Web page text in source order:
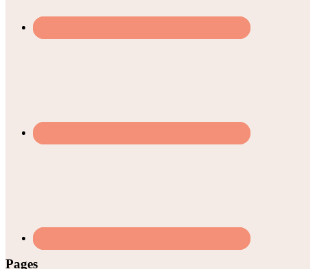
Pages